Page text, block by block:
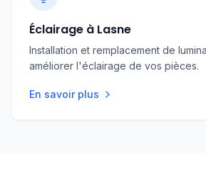
Éclairage à Lasne
Installation et remplacement de
améliorer l'éclairage de vos pièces.
En savoir plus